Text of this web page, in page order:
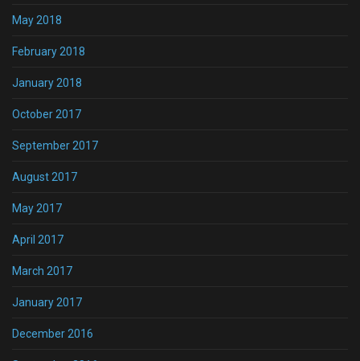
May 2018
February 2018
January 2018
October 2017
September 2017
August 2017
May 2017
April 2017
March 2017
January 2017
December 2016